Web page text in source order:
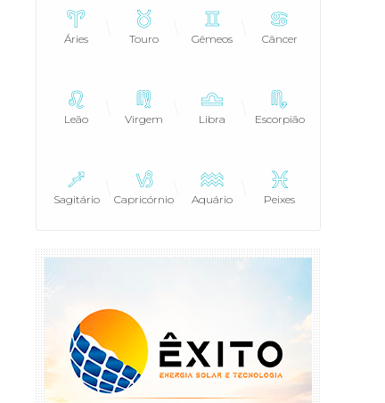
Áries Touro Gêmeos Câncer
Leão Virgem Libra Escorpião
Sagitário Capricórnio Aquário Peixes